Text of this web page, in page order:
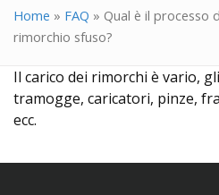
Home » FAQ » Qual è il processo
rimorchio sfuso?
Il carico dei rimorchi è vario,
tramogge, caricatori, pinze,
ecc.